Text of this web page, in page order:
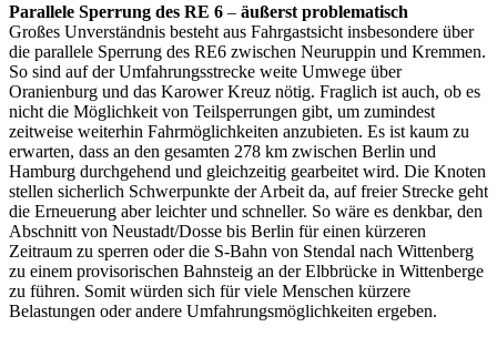
Parallele Sperrung des RE 6 – äußerst problematisch
Großes Unverständnis besteht aus Fahrgastsicht insbesondere über
die parallele Sperrung des RE6 zwischen Neuruppin und Kremmen.
So sind auf der Umfahrungsstrecke weite Umwege über
Oranienburg und das Karower Kreuz nötig. Fraglich ist auch, ob es
nicht die Möglichkeit von Teilsperrungen gibt, um zumindest
zeitweise weiterhin Fahrmöglichkeiten anzubieten. Es ist kaum zu
erwarten, dass an den gesamten 278 km zwischen Berlin und
Hamburg durchgehend und gleichzeitig gearbeitet wird. Die Knoten
stellen sicherlich Schwerpunkte der Arbeit da, auf freier Strecke geht
die Erneuerung aber leichter und schneller. So wäre es denkbar, den
Abschnitt von Neustadt/Dosse bis Berlin für einen kürzeren
Zeitraum zu sperren oder die S-Bahn von Stendal nach Wittenberg
zu einem provisorischen Bahnsteig an der Elbbrücke in Wittenberge
zu führen. Somit würden sich für viele Menschen kürzere
Belastungen oder andere Umfahrungsmöglichkeiten ergeben.